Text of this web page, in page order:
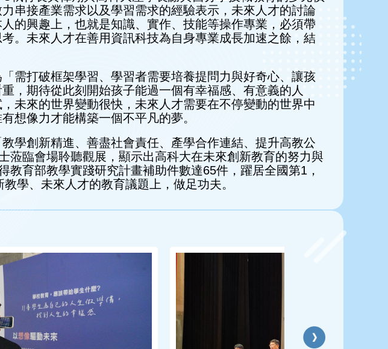
串接產業需求以及學習需求的經驗表示，未來人才的討論
的興趣上，也就是知識、實作、技能等操作專業，必須帶
。未來人才在善用資訊科技為自身專業成長加速之餘，結
需打破框架學習、學習者需要培養提問力與好奇心、讓孩
，期待從此刻開始孩子能過一個有幸福感、有意義的人
未來的世界變動很快，未來人才需要在不停變動的世界中
想像力才能構築一個不平凡的夢。
學創新精進、善盡社會責任、產學合作連結、提升高教公
蒞臨會場聆聽觀展，顯示出高科大在未來創新教育的努力與
育部教學實踐研究計畫補助件數達65件，躍居全國第1，
學、未來人才的教育議題上，做足功夫。